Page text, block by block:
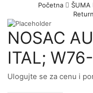
Početna ŠUMA
NOSAC
ITAL;
Ulogujte se za cenu i